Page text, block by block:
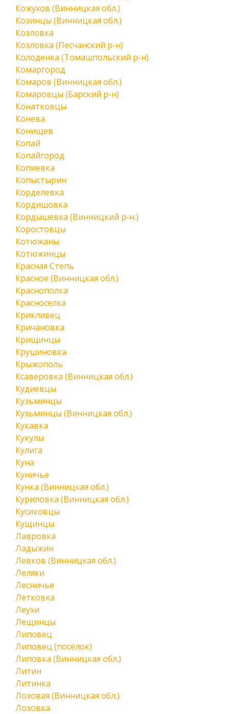
Кожухов (Винницкая обл.)
Козинцы (Винницкая обл.)
Козловка
Козловка (Песчанский р-н)
Колоденка (Томашпольский р-н)
Комаргород
Комаров (Винницкая обл.)
Комаровцы (Барский р-н)
Конатковцы
Конева
Конищев
Копай
Копайгород
Копиевка
Копыстырин
Корделевка
Кордишовка
Кордышевка (Винницкий р-н.)
Коростовцы
Котюжаны
Котюжинцы
Красная Степь
Красное (Винницкая обл.)
Краснополка
Красноселка
Крикливец
Кричановка
Крищинцы
Крушиновка
Крыжополь
Ксаверовка (Винницкая обл.)
Кудиевцы
Кузьминцы
Кузьминцы (Винницкая обл.)
Кукавка
Кукулы
Кулига
Куна
Куничье
Кунка (Винницкая обл.)
Куриловка (Винницкая обл.)
Кусиковцы
Кущинцы
Лавровка
Ладыжин
Левков (Винницкая обл.)
Леляки
Лесничье
Летковка
Леухи
Лещинцы
Липовец
Липовец (посёлок)
Липовка (Винницкая обл.)
Литин
Литинка
Лозовая (Винницкая обл.)
Лозовка